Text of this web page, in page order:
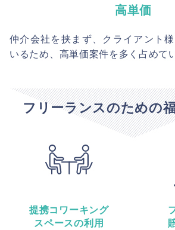
高単価
仲介会社を挟まず、クライアント
いるため、高単価案件を多く占めて
フリーランスのための
提携コワーキング
スペースの利用